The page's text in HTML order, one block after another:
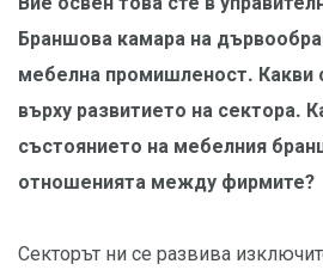
Браншова камара на
мебелна промишленост. Какви
върху развитието на сектора.
състоянието на мебелния
отношенията между фирмите?
Секторът ни се развива